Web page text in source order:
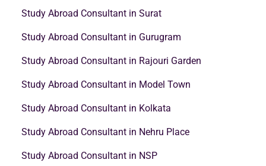
Study Abroad Consultant in Surat
Study Abroad Consultant in Gurugram
Study Abroad Consultant in Rajouri Garden
Study Abroad Consultant in Model Town
Study Abroad Consultant in Kolkata
Study Abroad Consultant in Nehru Place
Study Abroad Consultant in NSP